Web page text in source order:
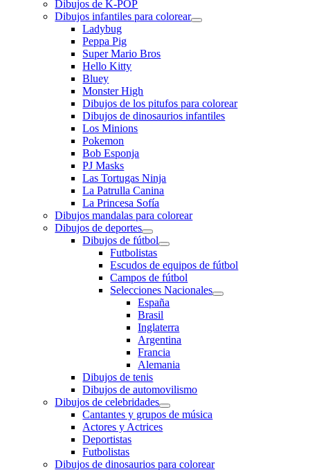
Dibujos de K-POP
Dibujos infantiles para colorear
Ladybug
Peppa Pig
Super Mario Bros
Hello Kitty
Bluey
Monster High
Dibujos de los pitufos para colorear
Dibujos de dinosaurios infantiles
Los Minions
Pokemon
Bob Esponja
PJ Masks
Las Tortugas Ninja
La Patrulla Canina
La Princesa Sofía
Dibujos mandalas para colorear
Dibujos de deportes
Dibujos de fútbol
Futbolistas
Escudos de equipos de fútbol
Campos de fútbol
Selecciones Nacionales
España
Brasil
Inglaterra
Argentina
Francia
Alemania
Dibujos de tenis
Dibujos de automovilismo
Dibujos de celebridades
Cantantes y grupos de música
Actores y Actrices
Deportistas
Futbolistas
Dibujos de dinosaurios para colorear